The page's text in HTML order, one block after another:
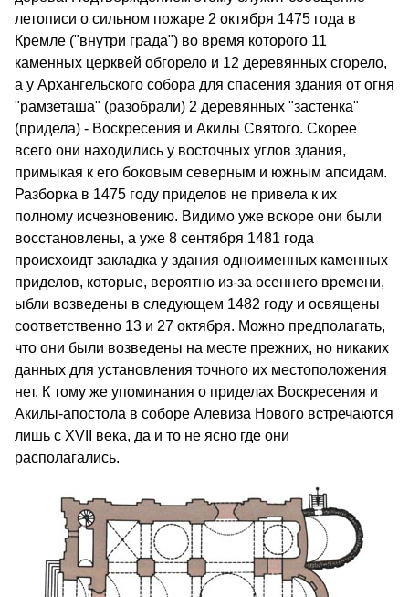
летописи о сильном пожаре 2 октября 1475 года в
Кремле ("внутри града") во время которого 11
каменных церквей обгорело и 12 деревянных сгорело,
а у Архангельского собора для спасения здания от огня
"рамзеташа" (разобрали) 2 деревянных "застенка"
(придела) - Воскресения и Акилы Святого. Скорее
всего они находились у восточных углов здания,
примыкая к его боковым северным и южным апсидам.
Разборка в 1475 году приделов не привела к их
полному исчезновению. Видимо уже вскоре они были
восстановлены, а уже 8 сентября 1481 года
происхоидт закладка у здания одноименных каменных
приделов, которые, вероятно из-за осеннего времени,
ыбли возведены в следующем 1482 году и освящены
соответственно 13 и 27 октября. Можно предполагать,
что они были возведены на месте прежних, но никаких
данных для установления точного их местоположения
нет. К тому же упоминания о приделах Воскресения и
Акилы-апостола в соборе Алевиза Нового встречаются
лишь с XVII века, да и то не ясно где они
располагались.